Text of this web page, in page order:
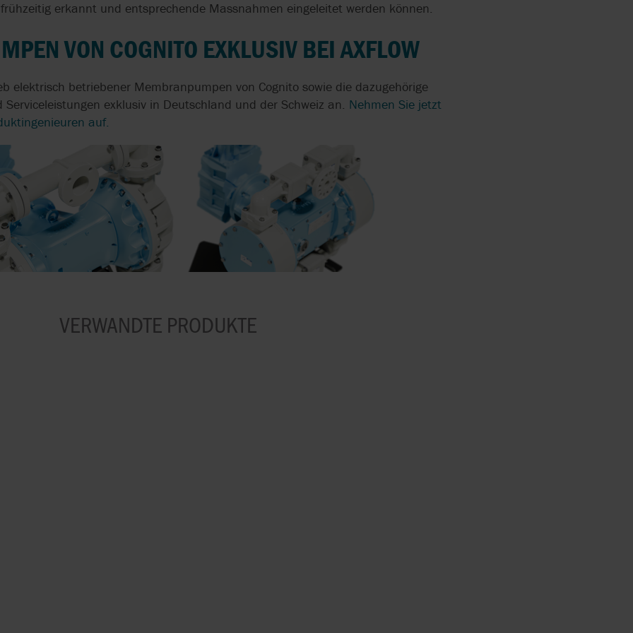
erkannt und entsprechende Massnahmen eingeleitet werden können.
VON COGNITO EXKLUSIV BEI AXFLOW
elektrisch betriebener Membranpumpen von Cognito sowie die dazugehörige
exklusiv in Deutschland und der Schweiz an. Nehmen Sie jetzt
auf.
VERWANDTE PRODUKTE